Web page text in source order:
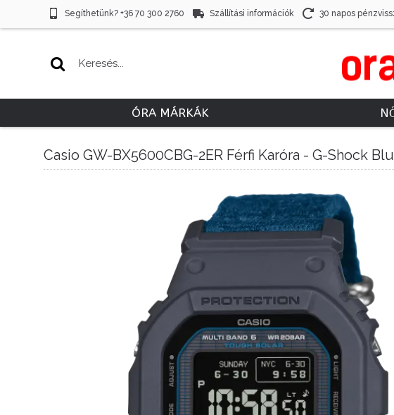
Segíthetünk? +36 70 300 2760 Szállítási információk 30 napos
ÓRA MÁRKÁK
Casio GW-BX5600CBG-2ER Férfi Karóra - G-Shock